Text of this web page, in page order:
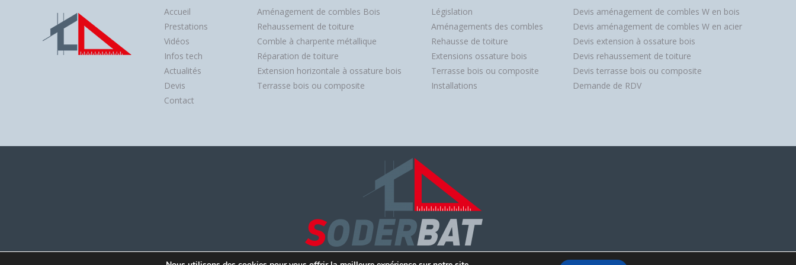
Accueil
Prestations
Vidéos
Infos tech
Actualités
Devis
Contact
Aménagement de combles Bois
Rehaussement de toiture
Comble à charpente métallique
Réparation de toiture
Extension horizontale à ossature bois
Terrasse bois ou composite
Législation
Aménagements des combles
Rehausse de toiture
Extensions ossature bois
Terrasse bois ou composite
Installations
Devis aménagement de combles W en bois
Devis aménagement de combles W en acier
Devis extension à ossature bois
Devis rehaussement de toiture
Devis terrasse bois ou composite
Demande de RDV
SODERBAT - 9 bis avenue de Nancy, 57260 DIEUZE - Mentions légales Politique de confidentialité